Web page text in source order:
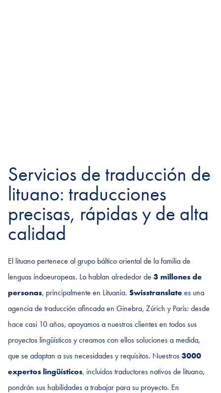
Servicios de traducción de
lituano: traducciones
precisas, rápidas y de alta
calidad
El lituano pertenece al grupo báltico oriental de la familia de
lenguas indoeuropeas. Lo hablan alrededor de 3 millones de
personas, principalmente en Lituania. Swisstranslatees una
agencia de traducción afincada en Ginebra, Zúrich y París: desde
hace casi 10 años, apoyamos a nuestros clientes en todos sus
proyectos lingüísticos y creamos con ellos soluciones a medida,
que se adaptan a sus necesidades y requisitos. Nuestros3000
expertos lingüísticos, incluidos traductores nativos de lituano,
pondrán sus habilidades a trabajar para su proyecto. En